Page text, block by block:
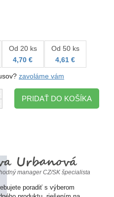
Od 20 ks
4,70 €
Od 50 ks
4,61 €
zavoláme vám
PRIDAŤ DO KOŠÍKA
Urbanová
manager CZ/SK špecialista
poradiť s výberom